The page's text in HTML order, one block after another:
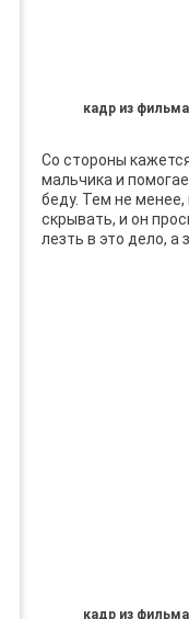
кадр из
Со стороны
мальчика и
беду. Тем не
скрывать, и он
лезть в это дело, а
кадр из